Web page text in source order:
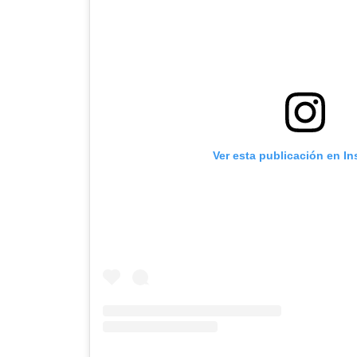
Ver esta publicación en